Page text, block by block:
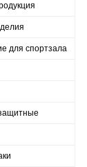
для спортзала